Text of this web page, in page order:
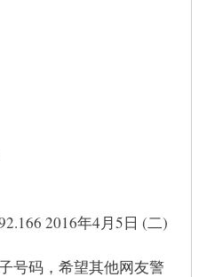
2016年4月5日 (二)
号码，希望其他网友警